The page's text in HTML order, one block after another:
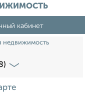
кабинет
недвижимость